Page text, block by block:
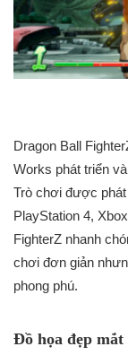
Dragon Ball
Works phát triển
Trò chơi được
PlayStation 4,
FighterZ nhanh
chơi đơn giản
phong phú.
Đồ họa đẹp mắt